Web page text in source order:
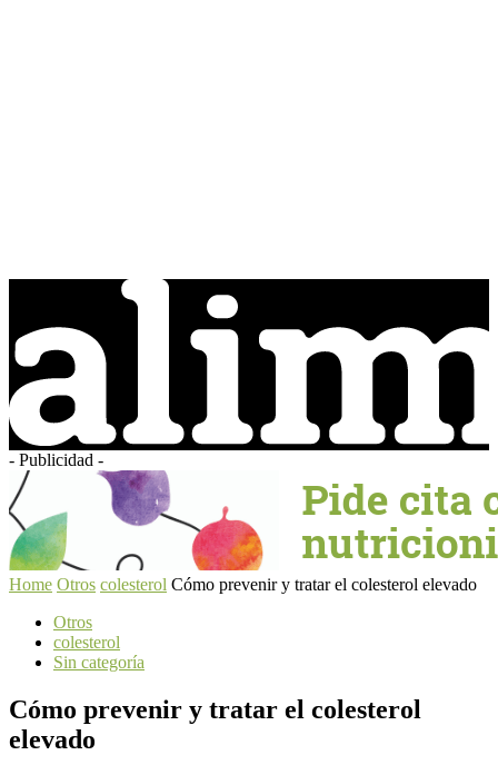
- Publicidad -
Home Otros colesterol Cómo prevenir y tratar el colesterol elevado
Otros
colesterol
Sin categoría
Cómo prevenir y tratar el colesterol
elevado